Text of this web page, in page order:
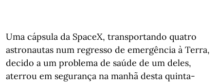
Uma cápsula da SpaceX, transportando quatro
astronautas num regresso de emergência à Terra,
decido a um problema de saúde de um deles,
aterrou em segurança na manhã desta quinta-